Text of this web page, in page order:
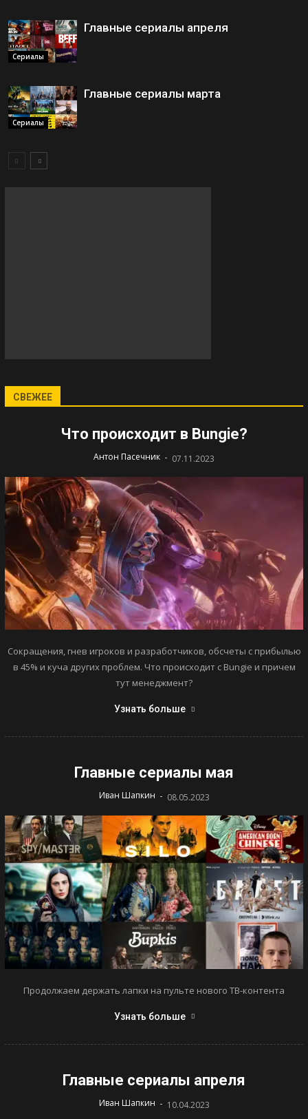
Сериалы
Главные сериалы апреля
Сериалы
Главные сериалы марта
СВЕЖЕЕ
Что происходит в Bungie?
Антон Пасечник - 07.11.2023
Сокращения, гнев игроков и разработчиков, обсчеты с прибылью
в 45% и куча других проблем. Что происходит с Bungie и причем
тут менеджмент?
Узнать больше
Главные сериалы мая
Иван Шапкин - 08.05.2023
Продолжаем держать лапки на пульте нового ТВ-контента
Узнать больше
Главные сериалы апреля
Иван Шапкин - 10.04.2023